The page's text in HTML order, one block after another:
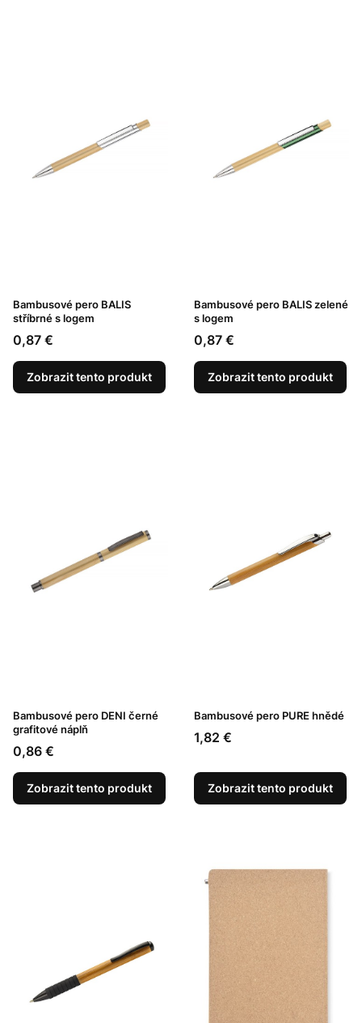
Bambusové pero BALIS
stříbrné s logem
Cena
0,87 €
Zobrazit tento produkt
Bambusové pero BALIS zelené
s logem
Cena
0,87 €
Zobrazit tento produkt
Bambusové pero DENI černé
grafitové náplň
Cena
0,86 €
Zobrazit tento produkt
Bambusové pero PURE hnědé
Cena
1,82 €
Zobrazit tento produkt